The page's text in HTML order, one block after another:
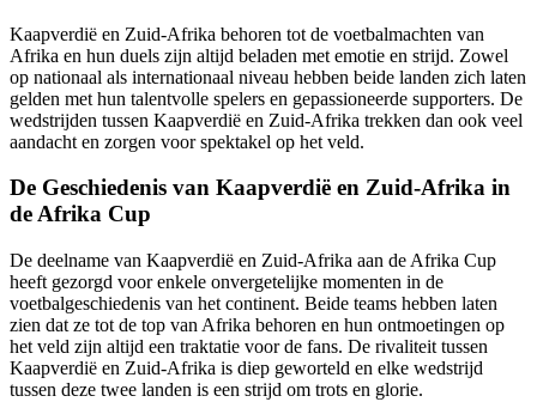
Kaapverdië en Zuid-Afrika behoren tot de voetbalmachten van
Afrika en hun duels zijn altijd beladen met emotie en strijd. Zowel
op nationaal als internationaal niveau hebben beide landen zich laten
gelden met hun talentvolle spelers en gepassioneerde supporters. De
wedstrijden tussen Kaapverdië en Zuid-Afrika trekken dan ook veel
aandacht en zorgen voor spektakel op het veld.
De Geschiedenis van Kaapverdië en Zuid-Afrika in
de Afrika Cup
De deelname van Kaapverdië en Zuid-Afrika aan de Afrika Cup
heeft gezorgd voor enkele onvergetelijke momenten in de
voetbalgeschiedenis van het continent. Beide teams hebben laten
zien dat ze tot de top van Afrika behoren en hun ontmoetingen op
het veld zijn altijd een traktatie voor de fans. De rivaliteit tussen
Kaapverdië en Zuid-Afrika is diep geworteld en elke wedstrijd
tussen deze twee landen is een strijd om trots en glorie.